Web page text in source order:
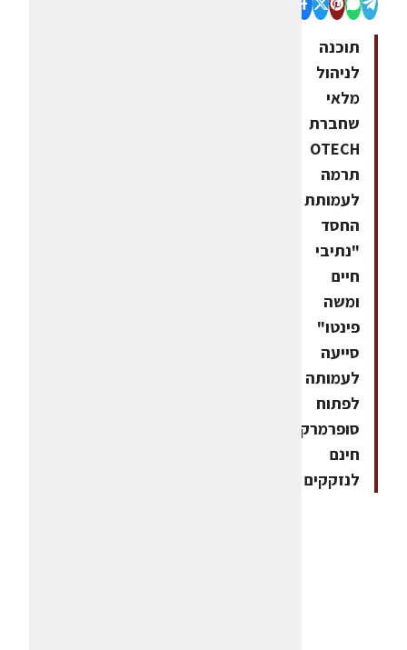
תוכנה
לניהול
מלאי
שחברת
OTECH
תרמה
לעמותת
החסד
"נתיבי
חיים
ומשה
פינטו"
סייעה
לעמותה
לפתוח
סופרמרקט
חינם
לנזקקים